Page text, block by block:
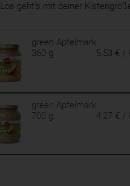
Los geht’s mit deiner
green Apfelmark
360 g
5,53 € /
green Apfelmark
700 g
4,27 € /